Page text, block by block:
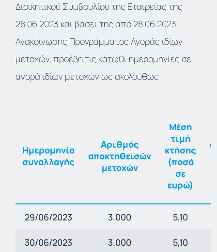
Διοικητικού Συμβουλίου της Εταιρείας της
28.06.2023 και βάσει της από 28.06.2023
Ανακοίνωσης Προγράμματος Αγοράς ιδίων
μετοχών, προέβη τις κάτωθι ημερομηνίες σε
αγορά ιδίων μετοχών ως ακολούθως:
Ημερομηνία
συναλλαγής
Αριθμός
αποκτηθεισών
μετοχών
Μέση
τιμή
κτήσης
(ποσά
σε
ευρώ)
29/06/2023 3.000 5,10
30/06/2023 3.000 5,10